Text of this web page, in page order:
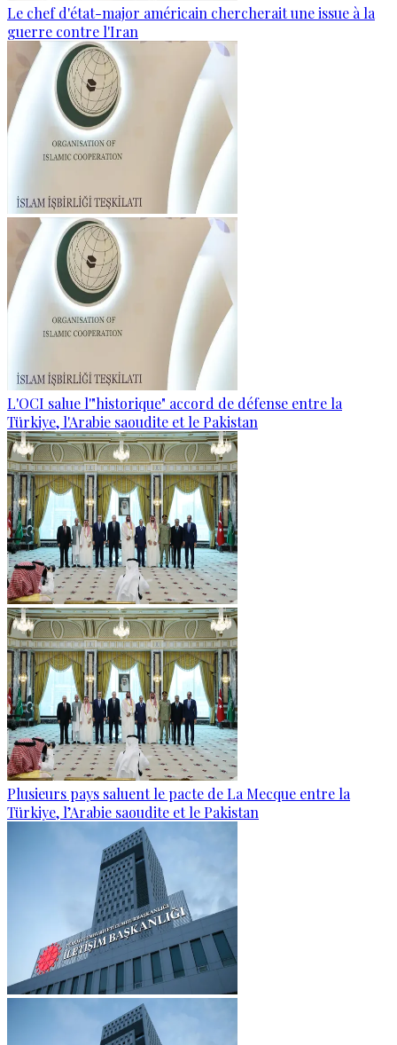
Le chef d'état-major américain chercherait une issue à la
guerre contre l'Iran
L'OCI salue l'"historique" accord de défense entre la
Türkiye, l'Arabie saoudite et le Pakistan
Plusieurs pays saluent le pacte de La Mecque entre la
Türkiye, l’Arabie saoudite et le Pakistan